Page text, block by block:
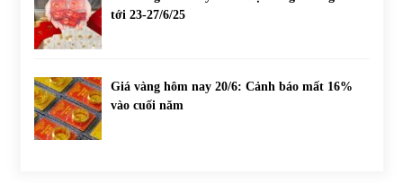
tới 23-27/6/25
Giá vàng hôm nay 20/6: Cảnh báo mất 16%
vào cuối năm